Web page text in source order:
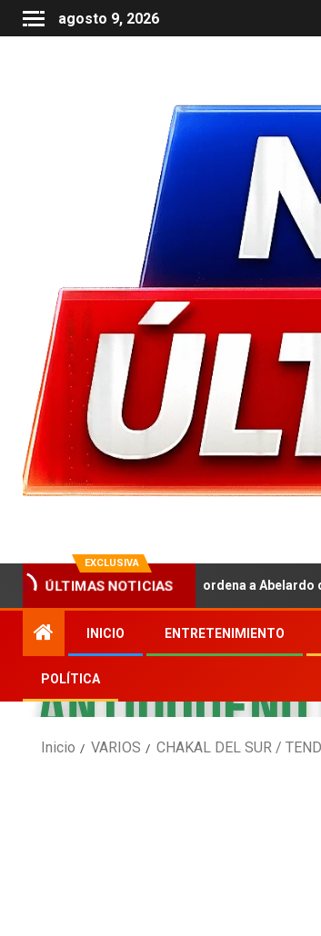
agosto 9, 2026
EXCLUSIVA
ÚLTIMAS NOTICIAS
Tribunal ordena a Abelardo de la
INICIO ENTRETENIMIENTO
POLÍTICA
Inicio VARIOS CHAKAL DEL SUR /